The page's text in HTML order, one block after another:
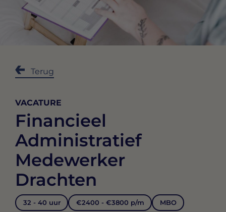
Terug
VACATURE
Financieel
Administratief
Medewerker
Drachten
32 - 40 uur €2400 - €3800 p/m MBO